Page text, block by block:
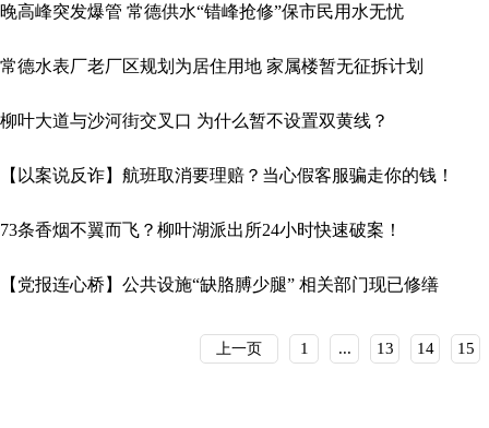
晚高峰突发爆管 常德供水“错峰抢修”保市民用水无忧
常德水表厂老厂区规划为居住用地 家属楼暂无征拆计划
柳叶大道与沙河街交叉口 为什么暂不设置双黄线？
【以案说反诈】航班取消要理赔？当心假客服骗走你的钱！
73条香烟不翼而飞？柳叶湖派出所24小时快速破案！
【党报连心桥】公共设施“缺胳膊少腿” 相关部门现已修缮
上一页 1 ... 13 14 15